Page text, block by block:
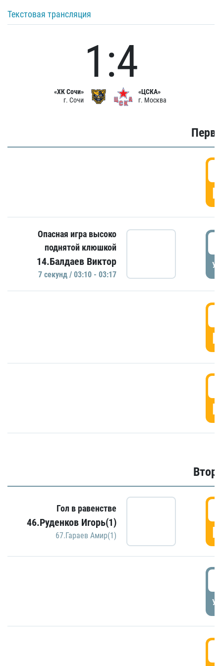
Текстовая трансляция
«ХК Сочи»
г. Сочи
1:4
«ЦСКА»
г. Москва
Опасная игра высоко
поднятой клюшкой
14.Балдаев Виктор
7 секунд / 03:10 - 03:17
Гол в равенстве
46.Руденков Игорь(1)
67.Гараев Амир(1)